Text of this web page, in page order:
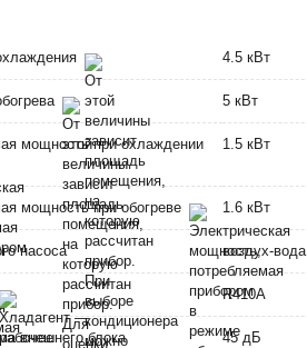
4.5 кВт
5 кВт
мощность при охлаждении 1.5 кВт
мощность при обогреве 1.6 кВт
насоса воздух-вода
R410A
внешнего блока 45 дБ